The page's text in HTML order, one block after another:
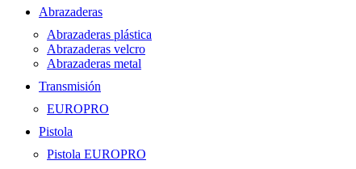
Abrazaderas
Abrazaderas plástica
Abrazaderas velcro
Abrazaderas metal
Transmisión
EUROPRO
Pistola
Pistola EUROPRO